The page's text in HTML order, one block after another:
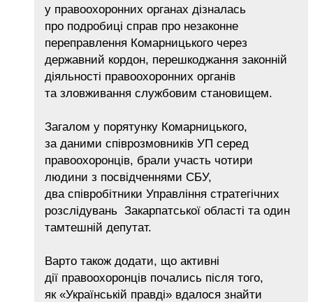
у правоохоронних органах дізналась
про подробиці справ про незаконне
переправлення Комарницького через
державний кордон, перешкоджання законній
діяльності правоохоронних органів
та зловживання службовим становищем.
Загалом у порятунку Комарницького,
за даними співрозмовників УП серед
правоохоронців, брали участь чотири
людини з посвідченнями СБУ,
два співробітники Управління стратегічних
розслідувань Закарпатської області та один
тамтешній депутат.
Варто також додати, що активні
дії правоохоронців почались після того,
як «Українській правді» вдалося знайти